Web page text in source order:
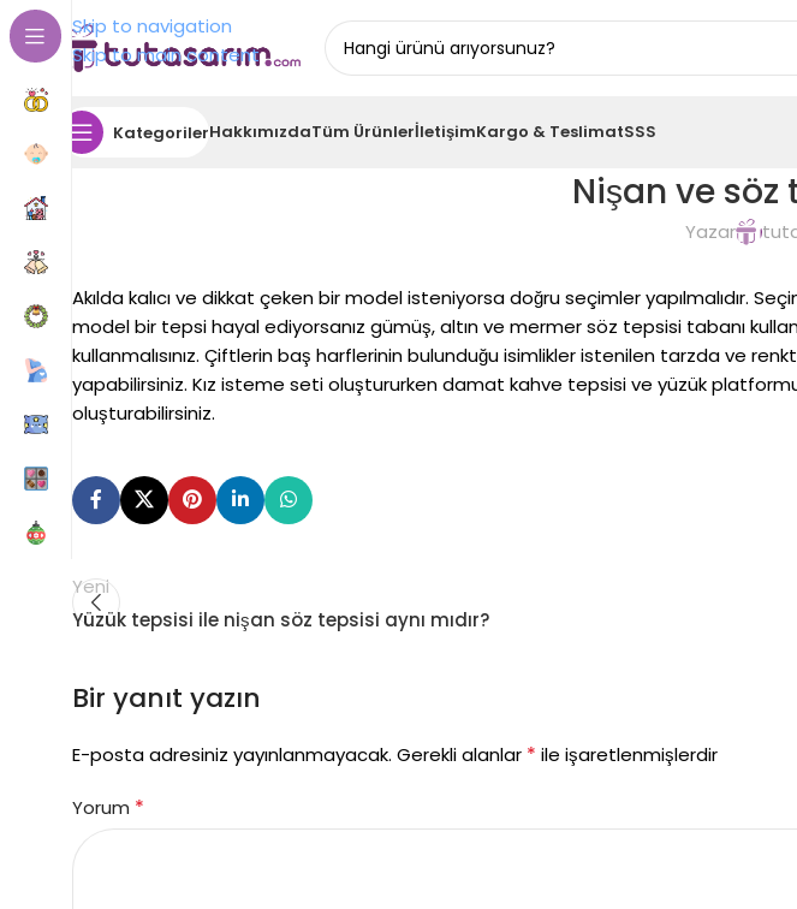
Skip to navigation
Skip to main content
KategorilerHakkımızdaTüm ÜrünlerİletişimKargo & TeslimatSSS
Nişan ve söz
Yazar
Akılda kalıcı ve dikkat çeken bir model isteniyorsa doğru seçimler yapılmalıdır.
model bir tepsi hayal ediyorsanız gümüş, altın ve mermer söz tepsisi tabanı
kullanmalısınız. Çiftlerin baş harflerinin bulunduğu isimlikler istenilen tarzda ve
yapabilirsiniz. Kız isteme seti oluştururken damat kahve tepsisi ve yüzük
oluşturabilirsiniz.
Yeni
Yüzük tepsisi ile nişan söz tepsisi aynı mıdır?
Bir yanıt yazın
E-posta adresiniz yayınlanmayacak. Gerekli alanlar * ile işaretlenmişlerdir
Yorum *